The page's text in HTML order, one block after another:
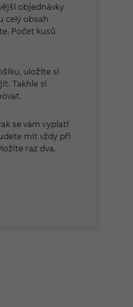
objednávky
celý obsah
Počet kusů
uložíte si
Takhle si
se vám vyplatí
mít vždy při
raz dva.